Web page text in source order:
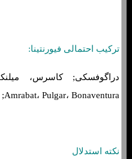
ترکیب احتمالی فیورنتینا:
Amrabat، Pulgar، Bonaventura; ریبری؛ ولاوویچ
نکته استدلال